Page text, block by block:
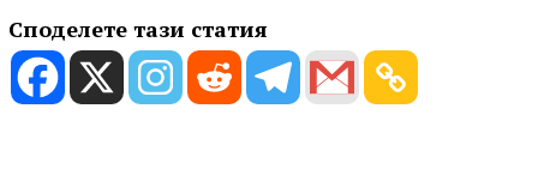
Споделете тази статия